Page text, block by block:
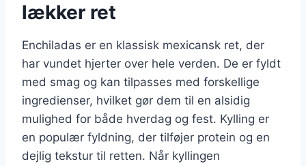
lækker ret
Enchiladas er en klassisk mexicansk ret, der
har vundet hjerter over hele verden. De er fyldt
med smag og kan tilpasses med forskellige
ingredienser, hvilket gør dem til en alsidig
mulighed for både hverdag og fest. Kylling er
en populær fyldning, der tilføjer protein og en
dejlig tekstur til retten. Når kyllingen